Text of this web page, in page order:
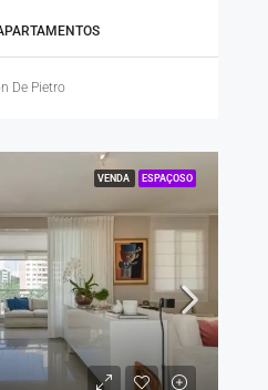
De Pietro
VENDA ESPAÇOSO